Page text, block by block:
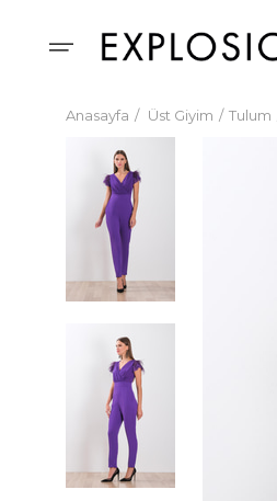
Anasayfa Üst Giyim Tulum